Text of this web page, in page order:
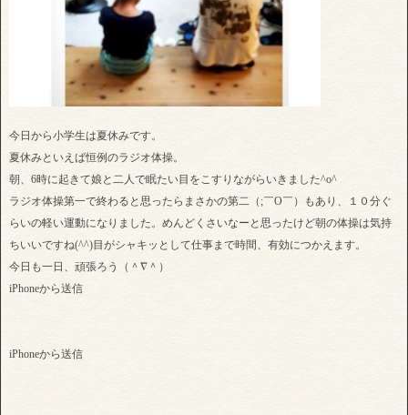
今日から小学生は夏休みです。
夏休みといえば恒例のラジオ体操。
朝、6時に起きて娘と二人で眠たい目をこすりながらいきました^o^
ラジオ体操第一で終わると思ったらまさかの第二（;￣O￣）もあり、１０分ぐ
らいの軽い運動になりました。めんどくさいなーと思ったけど朝の体操は気持
ちいいですね(^^)目がシャキッとして仕事まで時間、有効につかえます。
今日も一日、頑張ろう（＾∇＾）
iPhoneから送信
iPhoneから送信